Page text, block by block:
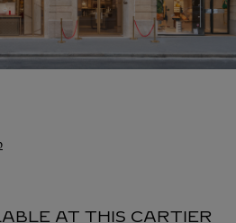
Link Opens in New Tab
AT THIS CARTIER